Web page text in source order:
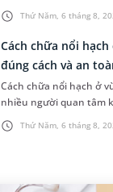
Thứ Năm, 6 tháng 8,
điều trị ung thư. Tuy
ung thư có uống được
Thứ Năm, 6 tháng 8,
Cách chữa nổi
đúng cách và an
Cách chữa nổi hạch ở
nhiều người quan tâm
nhỏ ở vùng bẹn hoặc
hạch mới xuất hiện, kích